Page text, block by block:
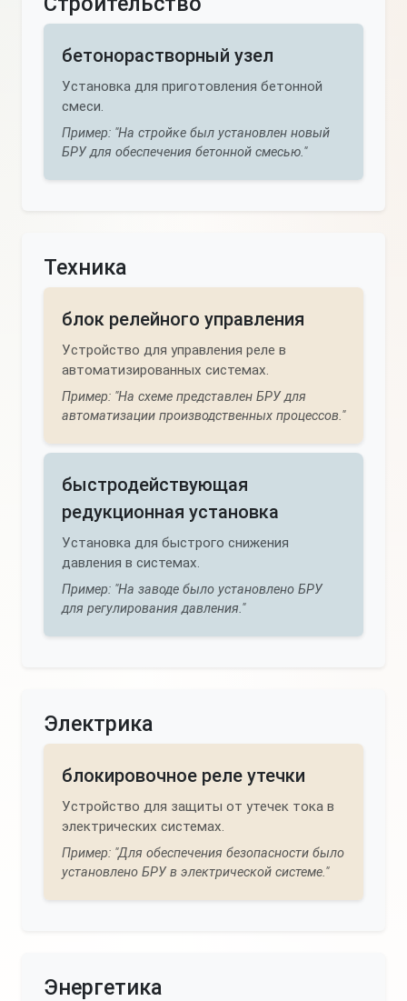
бетонорастворный узел
Установка для приготовления бетонной
смеси.
Пример: "На стройке был установлен новый
БРУ для обеспечения бетонной смесью."
Техника
блок релейного управления
Устройство для управления реле в
автоматизированных системах.
Пример: "На схеме представлен БРУ для
автоматизации производственных процессов."
быстродействующая
редукционная установка
Установка для быстрого снижения
давления в системах.
Пример: "На заводе было установлено БРУ
для регулирования давления."
Электрика
блокировочное реле утечки
Устройство для защиты от утечек тока в
электрических системах.
Пример: "Для обеспечения безопасности было
установлено БРУ в электрической системе."
Энергетика